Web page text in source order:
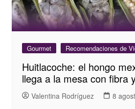
Gourmet Recomendaciones de
Huitlacoche: el hongo
llega a la mesa con fibra
Valentina Rodríguez 8